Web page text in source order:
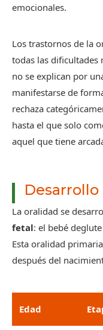
emocionales.
Los trastornos de la
todas las dificultades
no se explican por
manifestarse de
rechaza
hasta el que solo
aquel que tiene
La oralidad se
fetal: el bebé
Esta oralidad
después del
Edad